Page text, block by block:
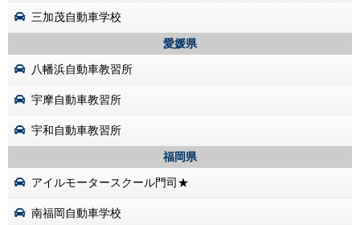
三加茂自動車学校
愛媛県
八幡浜自動車教習所
宇摩自動車教習所
宇和自動車教習所
福岡県
アイルモータースクール門司★
南福岡自動車学校